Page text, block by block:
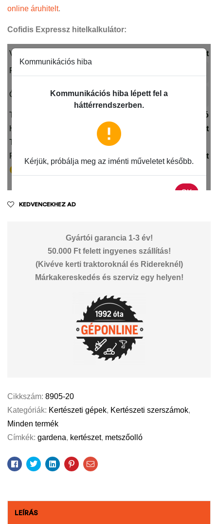
online áruhitelt.
Cofidis Expressz hitelkalkulátor:
KEDVENCEKHEZ AD
Gyártói garancia 1-3 év!
50.000 Ft felett ingyenes szállítás!
(Kivéve kerti traktoroknál és Ridereknél)
Márkakereskedés és szerviz egy helyen!
Cikkszám: 8905-20
Kategóriák: Kertészeti gépek, Kertészeti szerszámok,
Minden termék
Címkék: gardena, kertészet, metszőolló
Facebook
TwitterLinkedinPinterestEmail
LEÍRÁS